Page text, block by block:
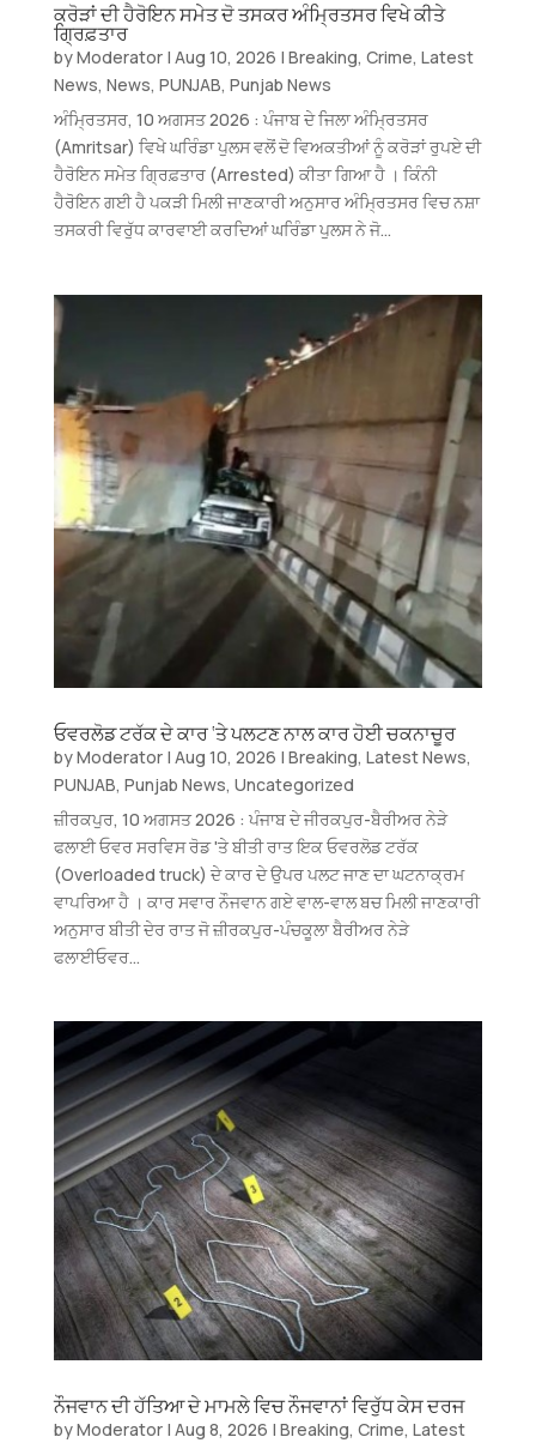
ਕਰੋੜਾਂ ਦੀ ਹੈਰੋਇਨ ਸਮੇਤ ਦੋ ਤਸਕਰ ਅੰਮ੍ਰਿਤਸਰ ਵਿਖੇ ਕੀਤੇ
ਗ੍ਰਿਫ਼ਤਾਰ
byModerator| Aug 10, 2026 | Breaking, Crime, Latest
News, News, PUNJAB, Punjab News
ਅੰਮ੍ਰਿਤਸਰ, 10 ਅਗਸਤ 2026 : ਪੰਜਾਬ ਦੇ ਜਿਲਾ ਅੰਮ੍ਰਿਤਸਰ
(Amritsar) ਵਿਖੇ ਘਰਿੰਡਾ ਪੁਲਸ ਵਲੋਂ ਦੋ ਵਿਅਕਤੀਆਂ ਨੂੰ ਕਰੋੜਾਂ ਰੁਪਏ ਦੀ
ਹੈਰੋਇਨ ਸਮੇਤ ਗ੍ਰਿਫ਼ਤਾਰ (Arrested) ਕੀਤਾ ਗਿਆ ਹੈ । ਕਿੰਨੀ
ਹੈਰੋਇਨ ਗਈ ਹੈ ਪਕੜੀ ਮਿਲੀ ਜਾਣਕਾਰੀ ਅਨੁਸਾਰ ਅੰਮ੍ਰਿਤਸਰ ਵਿਚ ਨਸ਼ਾ
ਤਸਕਰੀ ਵਿਰੁੱਧ ਕਾਰਵਾਈ ਕਰਦਿਆਂ ਘਰਿੰਡਾ ਪੁਲਸ ਨੇ ਜੋ...
ਓਵਰਲੋਡ ਟਰੱਕ ਦੇ ਕਾਰ ‘ਤੇ ਪਲਟਣ ਨਾਲ ਕਾਰ ਹੋਈ ਚਕਨਾਚੂਰ
byModerator| Aug 10, 2026 | Breaking, Latest News,
PUNJAB, Punjab News, Uncategorized
ਜ਼ੀਰਕਪੁਰ, 10 ਅਗਸਤ 2026 : ਪੰਜਾਬ ਦੇ ਜੀਰਕਪੁਰ-ਬੈਰੀਅਰ ਨੇੜੇ
ਫਲਾਈ ਓਵਰ ਸਰਵਿਸ ਰੋਡ 'ਤੇ ਬੀਤੀ ਰਾਤ ਇਕ ਓਵਰਲੋਡ ਟਰੱਕ
(Overloaded truck) ਦੇ ਕਾਰ ਦੇ ਉਪਰ ਪਲਟ ਜਾਣ ਦਾ ਘਟਨਾਕ੍ਰਮ
ਵਾਪਰਿਆ ਹੈ । ਕਾਰ ਸਵਾਰ ਨੌਜਵਾਨ ਗਏ ਵਾਲ-ਵਾਲ ਬਚ ਮਿਲੀ ਜਾਣਕਾਰੀ
ਅਨੁਸਾਰ ਬੀਤੀ ਦੇਰ ਰਾਤ ਜੋ ਜ਼ੀਰਕਪੁਰ-ਪੰਚਕੂਲਾ ਬੈਰੀਅਰ ਨੇੜੇ
ਫਲਾਈਓਵਰ...
ਨੌਜਵਾਨ ਦੀ ਹੱਤਿਆ ਦੇ ਮਾਮਲੇ ਵਿਚ ਨੌਜਵਾਨਾਂ ਵਿਰੁੱਧ ਕੇਸ ਦਰਜ
byModerator| Aug 8, 2026 | Breaking, Crime, Latest